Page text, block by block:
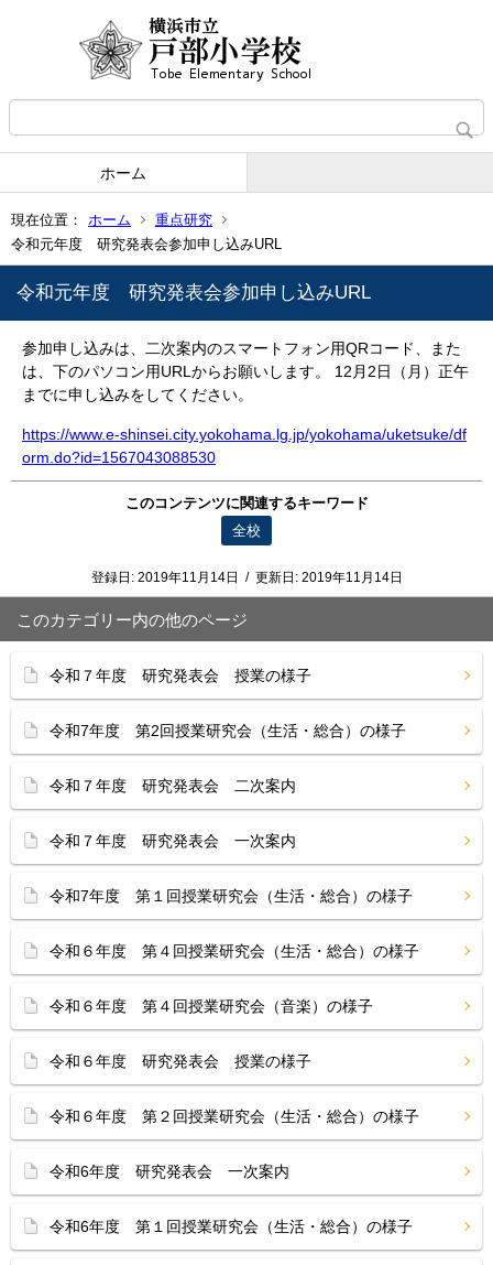
ホーム
現在位置： ホーム
重点研究
令和元年度 研究発表会参加申し込みURL
令和元年度 研究発表会参加申し込みURL
参加申し込みは、二次案内のスマートフォン用QRコード、また
は、下のパソコン用URLからお願いします。 12月2日（月）正午
までに申し込みをしてください。
https://www.e-shinsei.city.yokohama.lg.jp/yokohama/uketsuke/df
orm.do?id=1567043088530
このコンテンツに関連するキーワード
全校
登録日: 2019年11月14日 / 更新日: 2019年11月14日
このカテゴリー内の他のページ
令和７年度 研究発表会 授業の様子
令和7年度 第2回授業研究会（生活・総合）の様子
令和７年度 研究発表会 二次案内
令和７年度 研究発表会 一次案内
令和7年度 第１回授業研究会（生活・総合）の様子
令和６年度 第４回授業研究会（生活・総合）の様子
令和６年度 第４回授業研究会（音楽）の様子
令和６年度 研究発表会 授業の様子
令和６年度 第２回授業研究会（生活・総合）の様子
令和6年度 研究発表会 一次案内
令和6年度 第１回授業研究会（生活・総合）の様子